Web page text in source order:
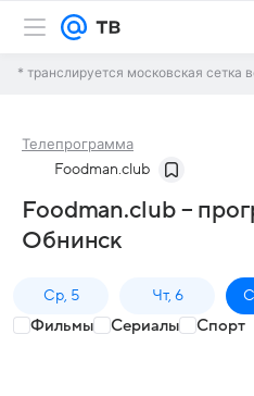
* транслируется московская сетка
Телепрограмма
Foodman.club
Foodman.club –
Обнинск
Ср, 5 Чт, 6
Фильмы Сериалы Спорт